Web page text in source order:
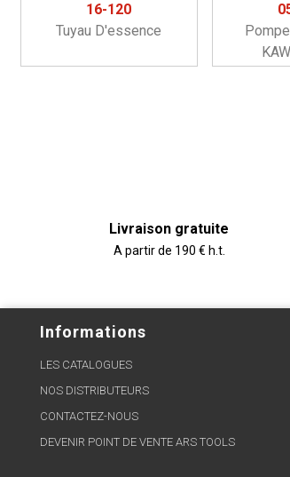
16-120
Tuyau D'essence
Livraison gratuite
A partir de 190 € h.t.
Informations
LES CATALOGUES
NOS DISTRIBUTEURS
CONTACTEZ-NOUS
DEVENIR POINT DE VENTE ARS TOOLS